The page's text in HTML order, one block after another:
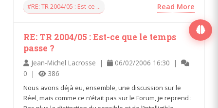
#RE: TR 2004/05 : Est-ce ...
Read More
RE: TR 2004/05 : Est-ce que le temps
passe ?
Jean-Michel Lacrosse |
06/02/2006 16:30 |
0 |
386
Nous avons déjà eu, ensemble, une discussion sur le
Réel, mais comme ce n’était pas sur le Forum, je reprend :